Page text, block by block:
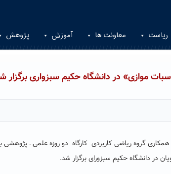
ریاست معاونت ها آموزش پژوهش
موازی» در دانشگاه حکیم سبزواری برگزار
گروه ریاضی کاربردی کارگاه دو روزه علمی ـ پژوهشی
در دانشگاه حکیم سبزورای برگزار شد.